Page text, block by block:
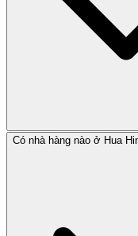
Có nhà hàng nào ở Hua